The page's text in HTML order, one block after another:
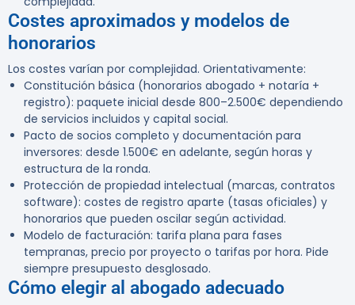
Costes aproximados y modelos de
honorarios
Los costes varían por complejidad. Orientativamente:
Constitución básica (honorarios abogado + notaría +
registro): paquete inicial desde 800–2.500€ dependiendo
de servicios incluidos y capital social.
Pacto de socios completo y documentación para
inversores: desde 1.500€ en adelante, según horas y
estructura de la ronda.
Protección de propiedad intelectual (marcas, contratos
software): costes de registro aparte (tasas oficiales) y
honorarios que pueden oscilar según actividad.
Modelo de facturación: tarifa plana para fases
tempranas, precio por proyecto o tarifas por hora. Pide
siempre presupuesto desglosado.
Cómo elegir al abogado adecuado